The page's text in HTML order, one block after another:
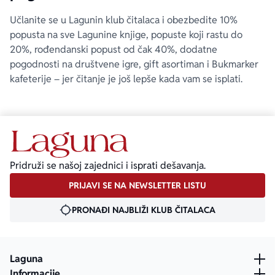
Učlanite se u Lagunin klub čitalaca i obezbedite 10%
popusta na sve Lagunine knjige, popuste koji rastu do
20%, rođendanski popust od čak 40%, dodatne
pogodnosti na društvene igre, gift asortiman i Bukmarker
kafeterije – jer čitanje je još lepše kada vam se isplati.
Pridruži se našoj zajednici i isprati dešavanja.
PRIJAVI SE NA NEWSLETTER LISTU
PRONAĐI NAJBLIŽI KLUB ČITALACA
Laguna